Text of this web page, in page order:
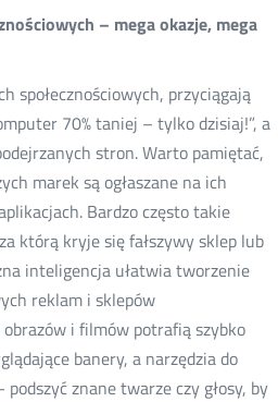
– mega okazje, mega
społecznościowych, przyciągają
70% taniej – tylko dzisiaj!”, a
stron. Warto pamiętać,
marek są ogłaszane na ich
Bardzo często takie
którą kryje się fałszywy sklep lub
inteligencja ułatwia tworzenie
reklam i sklepów
i filmów potrafią szybko
banery, a narzędzia do
znane twarze czy głosy, by